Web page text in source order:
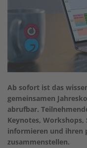
Ab sofort ist das
gemeinsamen
abrufbar.
Keynotes,
informieren und ihren
zusammenstellen.